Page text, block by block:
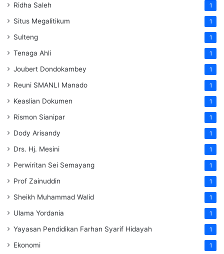
Ridha Saleh 1
Situs Megalitikum 1
Sulteng 1
Tenaga Ahli 1
Joubert Dondokambey 1
Reuni SMANLI Manado 1
Keaslian Dokumen 1
Rismon Sianipar 1
Dody Arisandy 1
Drs. Hj. Mesini 1
Perwiritan Sei Semayang 1
Prof Zainuddin 1
Sheikh Muhammad Walid 1
Ulama Yordania 1
Yayasan Pendidikan Farhan Syarif Hidayah 1
Ekonomi 1